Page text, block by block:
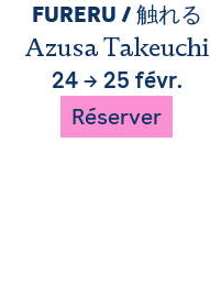
FURERU / 触れる
Azusa Takeuchi
24→ 25 févr.
Réserver